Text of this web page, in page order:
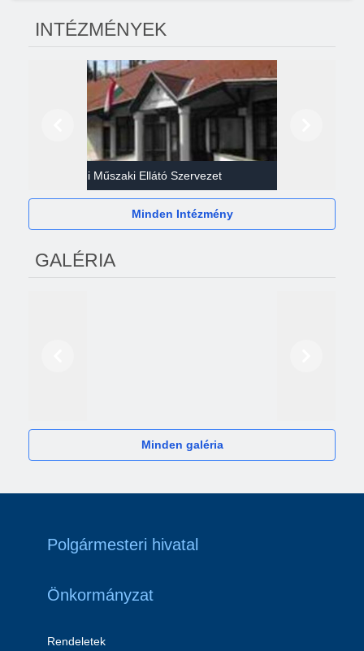
INTÉZMÉNYEK
Gazdasági Műszaki Ellátó Szervezet
Minden Intézmény
GALÉRIA
Minden galéria
Polgármesteri hivatal
Önkormányzat
Rendeletek